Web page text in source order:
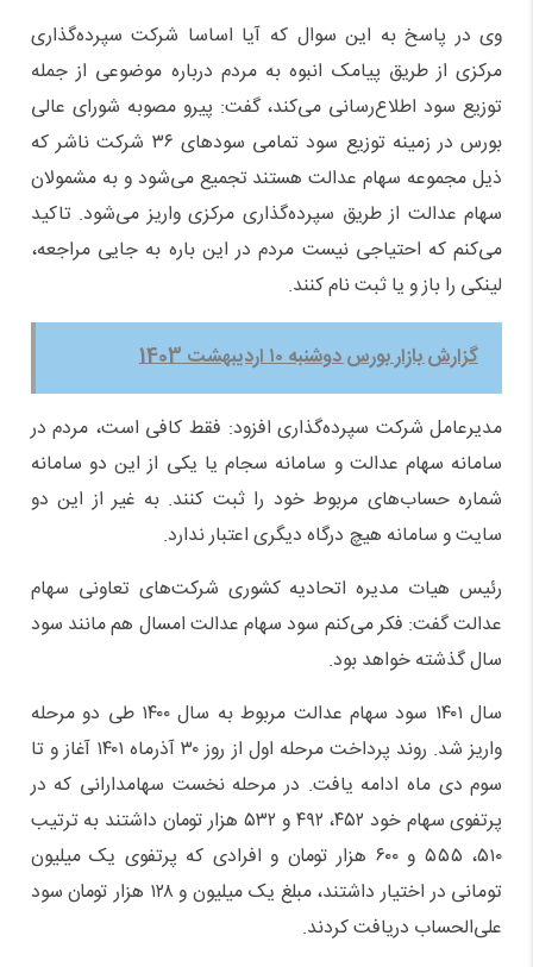
وی در پاسخ به این سوال که آیا اساسا شرکت سپرده‌گذاری
مرکزی از طریق پیامک انبوه به مردم درباره موضوعی از جمله
توزیع سود اطلاع‌رسانی می‌کند، گفت: پیرو مصوبه شورای عالی
بورس در زمینه توزیع سود تمامی سودهای ۳۶ شرکت ناشر که
ذیل مجموعه سهام عدالت هستند تجمیع می‌شود و به مشمولان
سهام عدالت از طریق سپرده‌گذاری مرکزی واریز می‌شود. تاکید
می‌کنم که احتیاجی نیست مردم در این باره به جایی مراجعه،
لینکی را باز و یا ثبت نام کنند.
گزارش بازار بورس دوشنبه ۱۰ اردیبهشت 1403
مدیرعامل شرکت سپرده‌گذاری افزود: فقط کافی است، مردم در
سامانه سهام عدالت و سامانه سجام یا یکی از این دو سامانه
شماره حساب‌های مربوط خود را ثبت کنند. به غیر از این دو
سایت و سامانه هیچ درگاه دیگری اعتبار ندارد.
رئیس هیات مدیره اتحادیه کشوری شرکت‌های تعاونی سهام
عدالت گفت: فکر می‌کنم سود سهام عدالت امسال هم مانند سود
سال گذشته خواهد بود.
سال ۱۴۰۱ سود سهام عدالت مربوط به سال ۱۴۰۰ طی دو مرحله
واریز شد. روند پرداخت مرحله اول از روز ۳۰ آذرماه ۱۴۰۱ آغاز و تا
سوم دی ماه ادامه یافت. در مرحله نخست سهامدارانی که در
پرتفوی سهام خود ۴۵۲، ۴۹۲ و ۵۳۲ هزار تومان داشتند به ترتیب
۵۱۰، ۵۵۵ و ۶۰۰ هزار تومان و افرادی که پرتفوی یک میلیون
تومانی در اختیار داشتند، مبلغ یک میلیون و ۱۲۸ هزار تومان سود
علی‌الحساب دریافت کردند.